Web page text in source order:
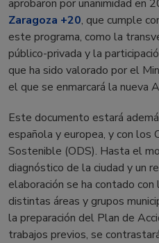
aprobaron por unanimidad en
Zaragoza +20, que cumple
este programa, como la
público-privada y la
que ha sido valorado por el
el que se enmarcará la nueva
Este documento estará
española y europea, y con
Sostenible (ODS). Hasta el
diagnóstico de la ciudad y un
elaboración se ha contado
distintas áreas y grupos
la preparación del Plan de
trabajos previos, se